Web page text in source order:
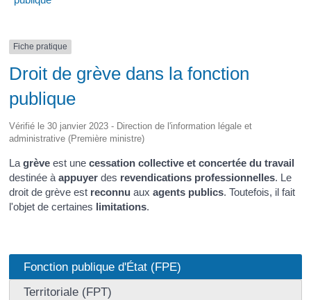
Fiche pratique
Droit de grève dans la fonction
publique
Vérifié le 30 janvier 2023 - Direction de l'information légale et
administrative (Première ministre)
Lagrève est unecessation collective et concertée du travail
destinée àappuyer des revendications professionnelles. Le
droit de grève est reconnuauxagents publics. Toutefois, il fait
l'objet de certaines limitations.
Fonction publique d'État (FPE)
Territoriale (FPT)